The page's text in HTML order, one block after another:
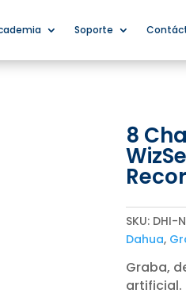
Soporte
8
SKU: DHI-
Dahua,
Graba,
artificial.